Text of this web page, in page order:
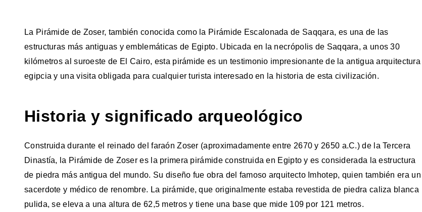
La Pirámide de Zoser, también conocida como la Pirámide Escalonada de Saqqara, es una de las
estructuras más antiguas y emblemáticas de Egipto. Ubicada en la necrópolis de Saqqara, a unos 30
kilómetros al suroeste de El Cairo, esta pirámide es un testimonio impresionante de la antigua arquitectura
egipcia y una visita obligada para cualquier turista interesado en la historia de esta civilización.
Historia y significado arqueológico
Construida durante el reinado del faraón Zoser (aproximadamente entre 2670 y 2650 a.C.) de la Tercera
Dinastía, la Pirámide de Zoser es la primera pirámide construida en Egipto y es considerada la estructura
de piedra más antigua del mundo. Su diseño fue obra del famoso arquitecto Imhotep, quien también era un
sacerdote y médico de renombre. La pirámide, que originalmente estaba revestida de piedra caliza blanca
pulida, se eleva a una altura de 62,5 metros y tiene una base que mide 109 por 121 metros.